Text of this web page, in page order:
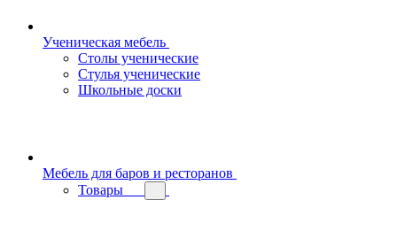
Ученическая мебель
Столы ученические
Стулья ученические
Школьные доски
Мебель для баров и ресторанов
Товары